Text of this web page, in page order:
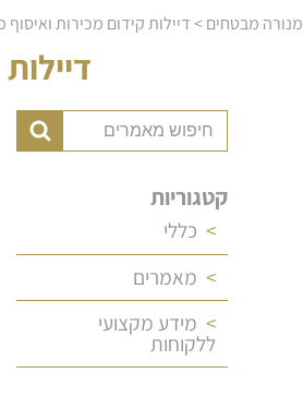
מנורה מבטחים>דיילות קידום מכירות
קטגוריות
כללי
מאמרים
מידע מקצועי
ללקוחות